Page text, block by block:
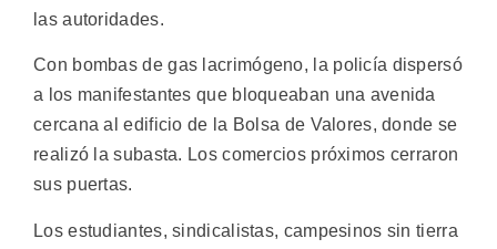
las autoridades.
Con bombas de gas lacrimógeno, la policía dispersó
a los manifestantes que bloqueaban una avenida
cercana al edificio de la Bolsa de Valores, donde se
realizó la subasta. Los comercios próximos cerraron
sus puertas.
Los estudiantes, sindicalistas, campesinos sin tierra